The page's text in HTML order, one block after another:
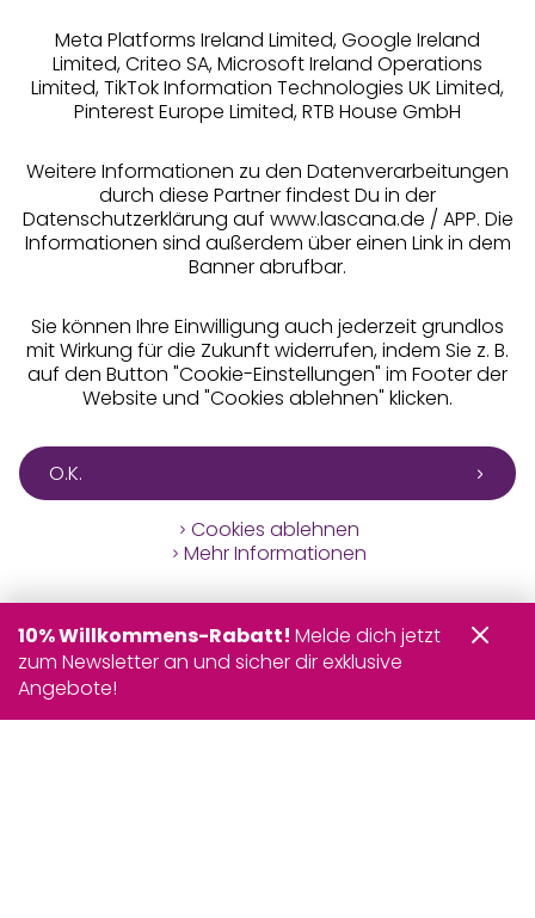
Alle Preise inkl. MwSt., zzgl.
Versandkosten
Meta Platforms Ireland Limited, Google Ireland
Limited, Criteo SA, Microsoft Ireland Operations
Limited, TikTok Information Technologies UK Limited,
Pinterest Europe Limited, RTB House GmbH
Weitere Informationen zu den Datenverarbeitungen
durch diese Partner findest Du in der
Datenschutzerklärung auf www.lascana.de / APP. Die
Informationen sind außerdem über einen Link in dem
Banner abrufbar.
Sie können Ihre Einwilligung auch jederzeit grundlos
mit Wirkung für die Zukunft widerrufen, indem Sie z. B.
auf den Button "Cookie-Einstellungen" im Footer der
Website und "Cookies ablehnen" klicken.
O.K.
Cookies ablehnen
Mehr Informationen
10% Willkommens-Rabatt! Melde dich jetzt
zum Newsletter an und sicher dir exklusive
Angebote!